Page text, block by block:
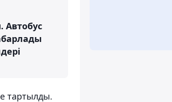
Автобус
тартылды.